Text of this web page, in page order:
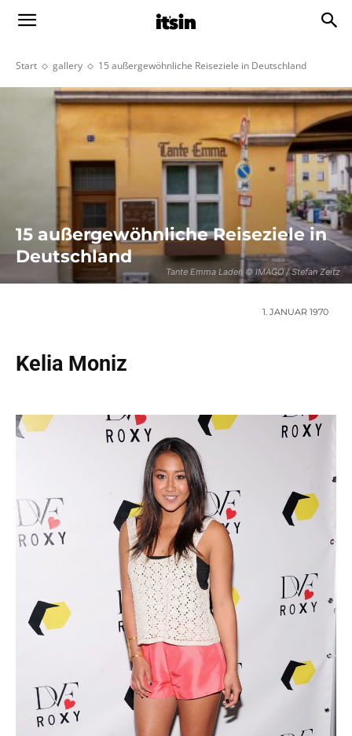
Start gallery 15 außergewöhnliche Reiseziele in Deutschland
Tante Emma Laden © IMAGO / Stefan Zeitz
15 außergewöhnliche Reiseziele in
Deutschland
1. JANUAR 1970
Kelia Moniz